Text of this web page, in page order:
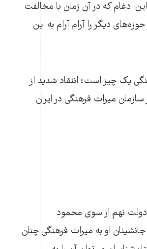
ادغام که در آن زمان با مخالفت
دیگر را آرام آرام به این
یک چیز است: انتقاد شدید از
میراث فرهنگی در ایران
دولت نهم از سوی محمود
او به میراث فرهنگی چنان